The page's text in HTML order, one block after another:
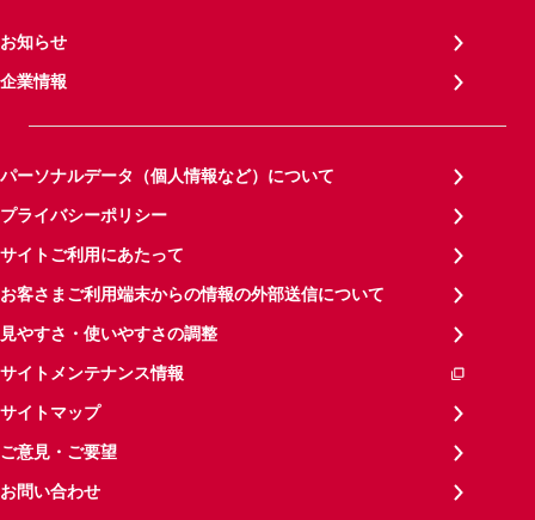
お知らせ
企業情報
パーソナルデータ（個人情報など）について
プライバシーポリシー
サイトご利用にあたって
お客さまご利用端末からの情報の外部送信について
見やすさ・使いやすさの調整
サイトメンテナンス情報
サイトマップ
ご意見・ご要望
お問い合わせ